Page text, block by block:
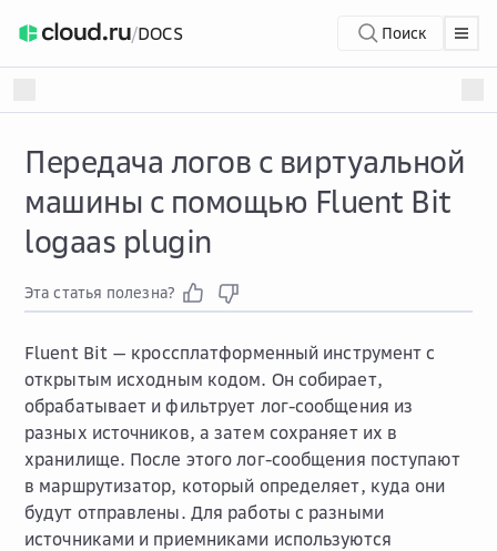
/DOCS Поиск
Передача логов с виртуальной
машины с помощью Fluent Bit
logaas plugin
Эта статья полезна?
Fluent Bit — кроссплатформенный инструмент с
открытым исходным кодом. Он собирает,
обрабатывает и фильтрует лог-сообщения из
разных источников, а затем сохраняет их в
хранилище. После этого лог-сообщения поступают
в маршрутизатор, который определяет, куда они
будут отправлены. Для работы с разными
источниками и приемниками используются